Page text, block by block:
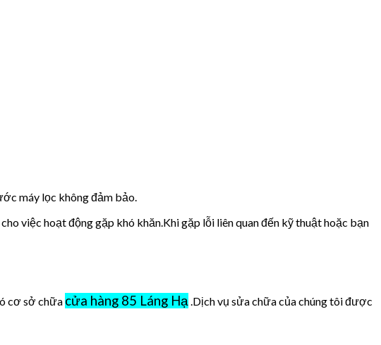
máy lọc không đảm bảo.
việc hoạt động gặp khó khăn.Khi gặp lỗi liên quan đến kỹ thuật hoặc bạn
cơ sở chữa cửa hàng 85 Láng Hạ .Dịch vụ sửa chữa của chúng tôi được